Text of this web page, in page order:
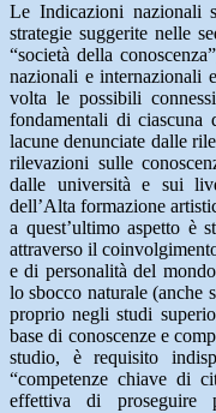
Le Indicazioni nazionali
strategie suggerite nelle
“società della
nazionali e internazionali
volta le possibili
fondamentali di ciascuna
lacune denunciate dalle
rilevazioni sulle
dalle università e sui
dell’Alta formazione
a quest’ultimo aspetto è
attraverso il
e di personalità del
lo sbocco naturale (anche
proprio negli studi
base di conoscenze e
studio, è requisito
“competenze chiave di
effettiva di proseguire